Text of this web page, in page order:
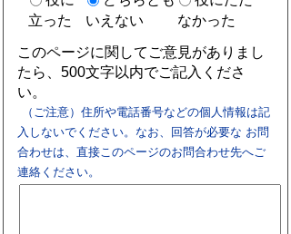
立った
いえない
なかった
このページに関してご意見がありまし
たら、500文字以内でご記入くださ
い。
（ご注意）住所や電話番号などの個人情報は記
入しないでください。なお、回答が必要な お問
合わせは、直接このページのお問合わせ先へご
連絡ください。